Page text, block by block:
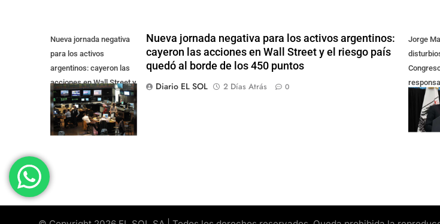
Nueva jornada negativa
para los activos
argentinos: cayeron las
acciones en Wall Street y
el riesgo país quedó al
borde de los 450 punt
Nueva jornada negativa para los activos argentinos:
cayeron las acciones en Wall Street y el riesgo país
quedó al borde de los 450 puntos
Diario EL SOL
2 Días Atrás 0
Jorge